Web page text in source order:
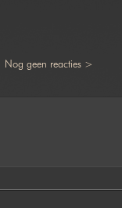
Nog geen reacties >